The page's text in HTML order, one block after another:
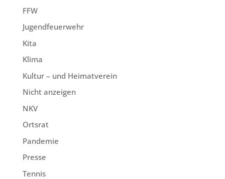
FFW
Jugendfeuerwehr
Kita
Klima
Kultur – und Heimatverein
Nicht anzeigen
NKV
Ortsrat
Pandemie
Presse
Tennis